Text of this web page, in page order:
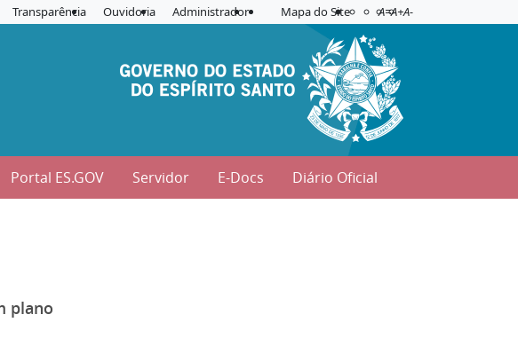
Transparência Ouvidoria Administrador Mapa do Site Acessibilidade
Aplicar contraste
A=A+A-
Portal ES.GOV Servidor E-Docs Diário Oficial
plano